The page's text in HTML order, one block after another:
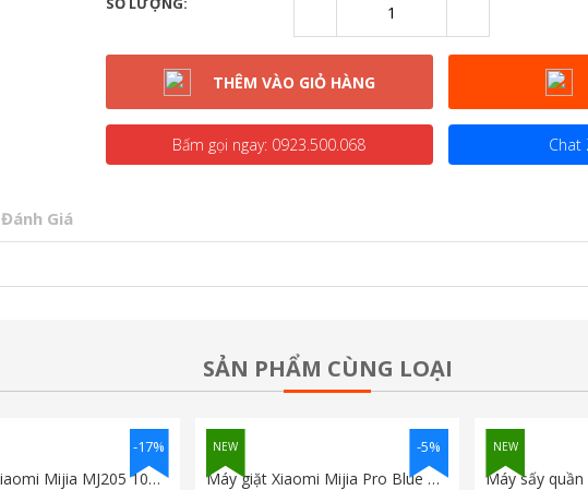
THÊM VÀO GIỎ HÀNG
Bấm gọi ngay: 0923.500.068 Chat
Đánh Giá
SẢN PHẨM CÙNG LOẠI
Máy giặt Xiaomi Mijia MJ205 10KG 2026
-17%
Máy giặt Xiaomi Mijia Pro Blue Oxygen Drum 10kg MJ110
-5%
NEW NEW